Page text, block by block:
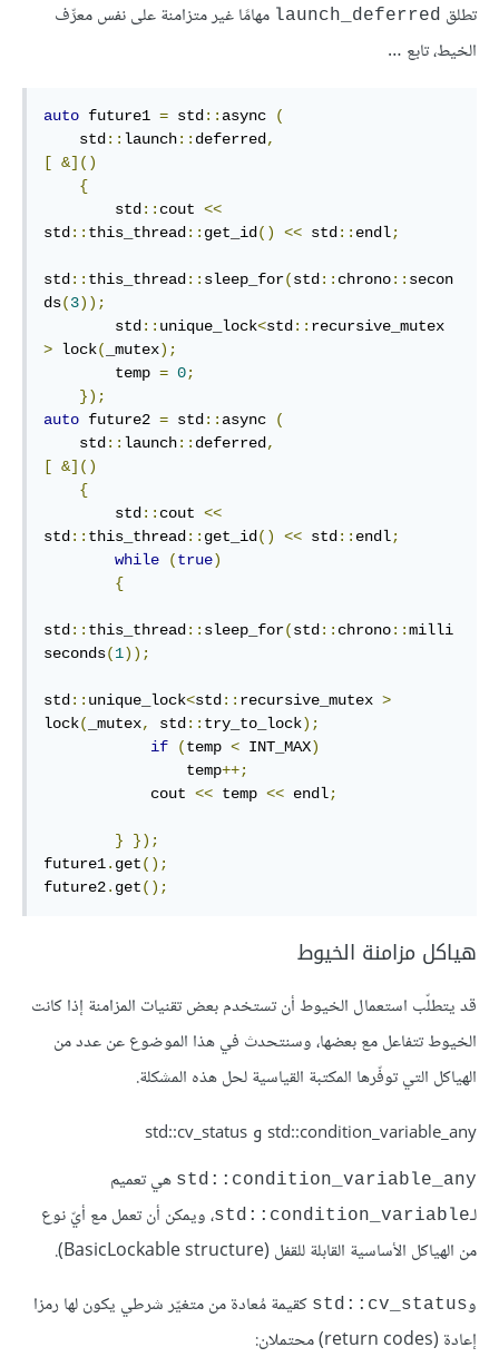
تطلق launch_deferred مهامًا غير متزامنة على نفس معرِّف
الخيط، تابع …
auto future1 = std:: async
(
    std
:: launch:: deferred,
[ &]()
{
        std
:: cout <<
std:: this_thread:: get_id() << std:: endl;
std:: this_thread:: sleep_for(std:: chrono:: secon
ds(3));
        std
:: unique_lock<std::
> lock( _mutex);
        temp
= 0;
});
auto future2 = std:: async
(
    std
:: launch:: deferred,
[ &]()
{
        std
:: cout <<
std:: this_thread:: get_id() << std:: endl;
while
(true)
{
std:: this_thread:: sleep_for(std:: chrono::milli
seconds(1));
std:: unique_lock<std:: recursive_mutex >
lock( _mutex, std:: try_to_lock);
if
(temp < INT_MAX)
                temp
++;
            cout
<< temp << endl;
}
});
future1. get();
future2. get();
هياكل مزامنة الخيوط
قد يتطلّب استعمال الخيوط أن تستخدم بعض تقنيات المزامنة إذا كانت
الخيوط تتفاعل مع بعضها، وسنتحدث في هذا الموضوع عن عدد من
الهياكل التي توفّرها المكتبة القياسية لحل هذه المشكلة.
std::condition_variable_any و std::cv_status
‎std::condition_variable_any‎ هي تعميم
لـ‎std::condition_variable‎، ويمكن أن تعمل مع أيّ نوع
من الهياكل الأساسية القابلة للقفل (BasicLockable structure).
وstd::cv_status كقيمة مُعادة من متغيّر شرطي يكون لها رمزا
إعادة (return codes) محتملان: